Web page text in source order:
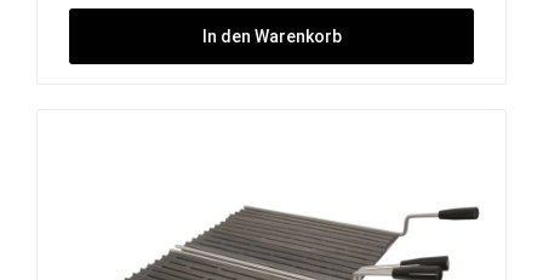
In den Warenkorb